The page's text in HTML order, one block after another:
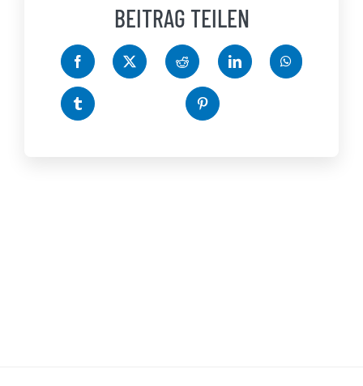
BEITRAG TEILEN